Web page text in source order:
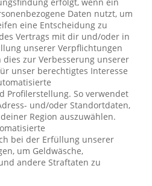
Daten nutzt, um
eine Entscheidung zu
Vertrags mit dir und/oder in
unserer Verpflichtungen
zur Verbesserung unserer
unser berechtigtes Interesse
Profilerstellung. So verwendet
und/oder Standortdaten,
Region auszuwählen.
bei der Erfüllung unserer
um Geldwäsche,
andere Straftaten zu